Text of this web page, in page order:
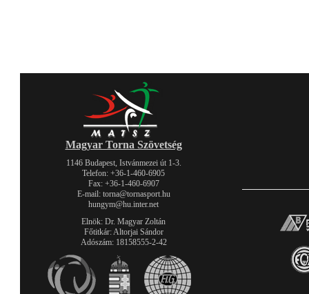
Magyar Torna Szövetség
1146 Budapest, Istvánmezei út 1-3.
Telefon: +36-1-460-6905
Fax: +36-1-460-6907
E-mail: torna@tornasport.hu
hungym@hu.inter.net
Elnök: Dr. Magyar Zoltán
Főtitkár: Altorjai Sándor
Adószám: 18158555-2-42